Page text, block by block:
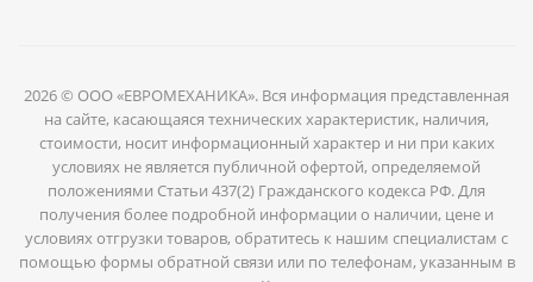
2026 © ООО «ЕВРОМЕХАНИКА». Вся информация представленная
на сайте, касающаяся технических характеристик, наличия,
стоимости, носит информационный характер и ни при каких
условиях не является публичной офертой, определяемой
положениями Статьи 437(2) Гражданского кодекса РФ. Для
получения более подробной информации о наличии, цене и
условиях отгрузки товаров, обратитесь к нашим специалистам с
помощью формы обратной связи или по телефонам, указанным в